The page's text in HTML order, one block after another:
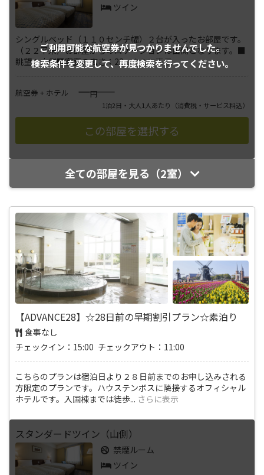
ご利用可能な航空券が見つかりませんでした。
検索条件を変更して、再度検索を行ってください。
ツイン
シングルベッド（１１０センチ幅）２台が入ったお部屋です。
（２２平米）お部屋からのロケーションは山側となります。■
眺望：山側■客室の広さ：22... さらに表示
航空券 + ホテル ――――円
1泊2日・大人1人あたり （消費税・サービス料込）
全ての部屋を見る（2室）
【ADVANCE28】☆28日前の早期割引プラン☆素泊り
食事なし
チェックイン：15:00 チェックアウト：11:00
こちらのプランは宿泊日より２８日前までのお申し込みされる
方限定のプランです。ハウステンボスに隣接するオフィシャル
ホテルです。入国棟までは徒歩... さらに表示
スタンダードツイン（山側）
禁煙ルーム
ツイン